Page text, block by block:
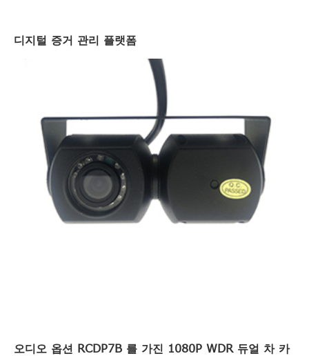
디지털 증거 관리 플랫폼
오디오 옵션 RCDP7B 를 가진 1080P WDR 듀얼 차 카